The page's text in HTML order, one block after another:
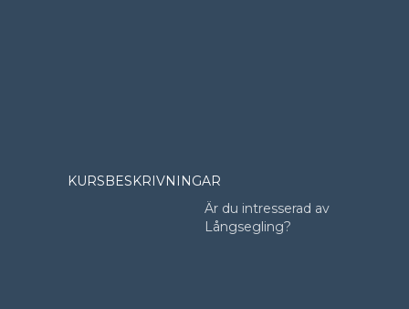
KURSBESKRIVNINGAR
Är du intresserad av
Långsegling?